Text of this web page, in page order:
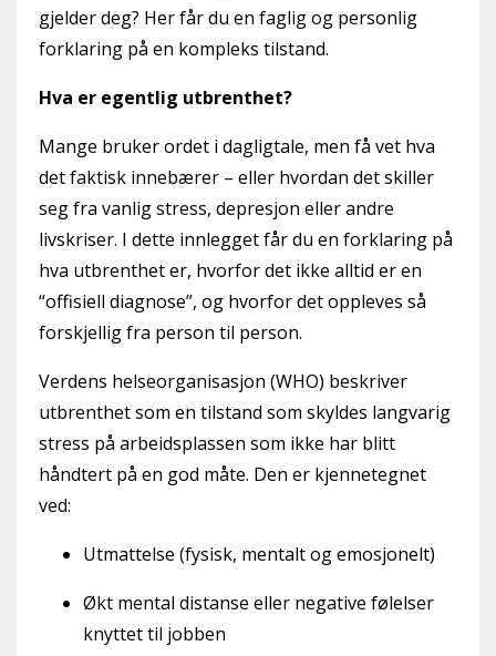
gjelder deg? Her får du en faglig og personlig
forklaring på en kompleks tilstand.
Hva er egentlig utbrenthet?
Mange bruker ordet i dagligtale, men få vet hva
det faktisk innebærer – eller hvordan det skiller
seg fra vanlig stress, depresjon eller andre
livskriser. I dette innlegget får du en forklaring på
hva utbrenthet er, hvorfor det ikke alltid er en
“offisiell diagnose”, og hvorfor det oppleves så
forskjellig fra person til person.
Verdens helseorganisasjon (WHO) beskriver
utbrenthet som en tilstand som skyldes langvarig
stress på arbeidsplassen som ikke har blitt
håndtert på en god måte. Den er kjennetegnet
ved:
Utmattelse (fysisk, mentalt og emosjonelt)
Økt mental distanse eller negative følelser
knyttet til jobben